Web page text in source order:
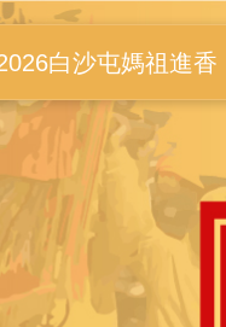
錄
白沙屯媽祖進香